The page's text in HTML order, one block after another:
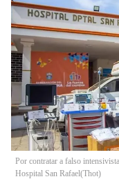
Por contratar a falso
Hospital San Rafael(Thot)